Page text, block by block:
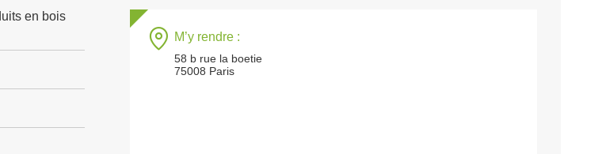
en bois
M’y rendre :
58 b rue la boetie
75008 Paris